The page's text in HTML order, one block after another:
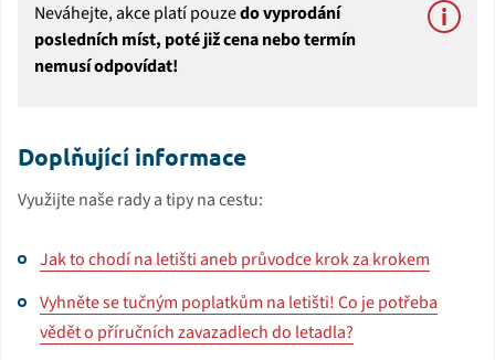
Neváhejte, akce platí pouzedo vyprodání
posledních míst, poté již cena nebo termín
nemusí odpovídat!
Doplňující informace
Využijte naše rady a tipy na cestu:
Jak to chodí na letišti aneb průvodce krok za krokem
Vyhněte se tučným poplatkům na letišti! Co je potřeba
vědět o příručních zavazadlech do letadla?